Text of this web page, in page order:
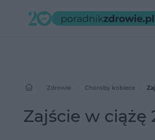
Zdrowie Choroby kobiece
Zajście w ciążę